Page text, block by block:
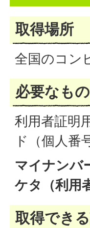
取得場所
全国のコン
必要なもの
利用者証明
ド（個人番
マイナンバ
ケタ（利用
取得でき